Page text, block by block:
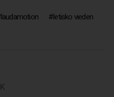
laudamotion
letisko vieden